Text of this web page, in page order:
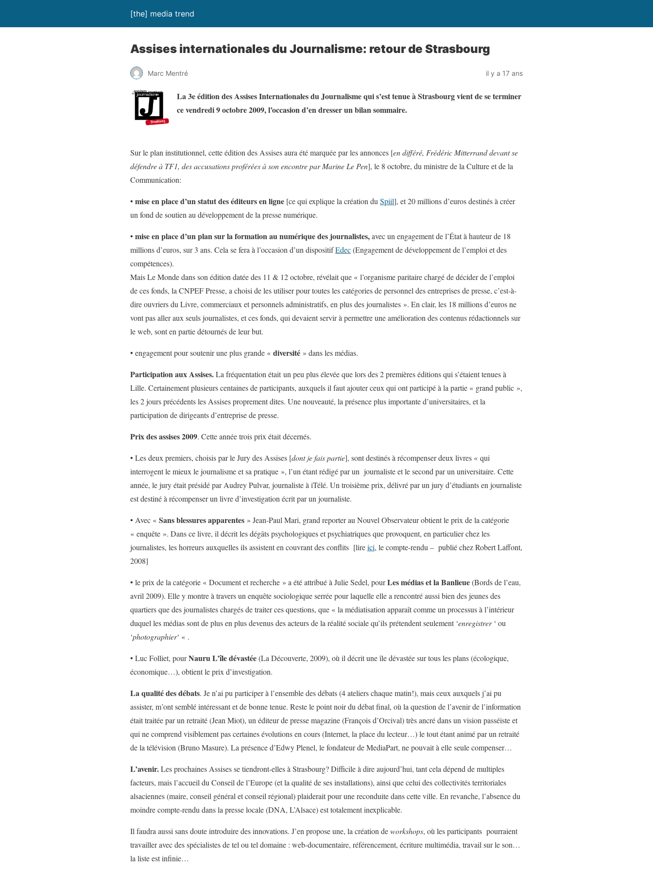
[the] media trend
Assises internationales du Journalisme: retour de Strasbourg
Marc Mentré il y a 17 ans
La 3e édition des Assises Internationales du Journalisme qui s’est tenue à Strasbourg vient de se terminer
ce vendredi 9 octobre 2009, l’occasion d’en dresser un bilan sommaire.
Sur le plan institutionnel, cette édition des Assises aura été marquée par les annonces [en différé, Frédéric Mitterrand devant se
défendre à TF1, des accusations proférées à son encontre par Marine Le Pen], le 8 octobre, du ministre de la Culture et de la
Communication:
• mise en place d’un statut des éditeurs en ligne [ce qui explique la création du Spiil], et 20 millions d’euros destinés à créer
un fond de soutien au développement de la presse numérique.
• mise en place d’un plan sur la formation au numérique des journalistes,avec un engagement de l’État à hauteur de 18
millions d’euros, sur 3 ans. Cela se fera à l’occasion d’un dispositifEdec(Engagement de développement de l’emploi et des
compétences).
Mais Le Monde dans son édition datée des 11 & 12 octobre, révélait que « l’organisme paritaire chargé de décider de l’emploi
de ces fonds, la CNPEF Presse, a choisi de les utiliser pour toutes les catégories de personnel des entreprises de presse, c’est-à-
dire ouvriers du Livre, commerciaux et personnels administratifs, en plus des journalistes ». En clair, les 18 millions d’euros ne
vont pas aller aux seuls journalistes, et ces fonds, qui devaient servir à permettre une amélioration des contenus rédactionnels sur
le web, sont en partie détournés de leur but.
• engagement pour soutenir une plus grande « diversité » dans les médias.
Participation aux Assises.La fréquentation était un peu plus élevée que lors des 2 premières éditions qui s’étaient tenues à
Lille. Certainement plusieurs centaines de participants, auxquels il faut ajouter ceux qui ont participé à la partie « grand public »,
les 2 jours précédents les Assises proprement dites. Une nouveauté, la présence plus importante d’universitaires, et la
participation de dirigeants d’entreprise de presse.
Prix des assises 2009. Cette année trois prix était décernés.
• Les deux premiers, choisis par le Jury des Assises [dont je fais partie], sont destinés à récompenser deux livres « qui
interrogent le mieux le journalisme et sa pratique », l’un étant rédigé par un journaliste et le second par un universitaire. Cette
année, le jury était présidé par Audrey Pulvar, journaliste à iTélé. Un troisième prix, délivré par un jury d’étudiants en journaliste
est destiné à récompenser un livre d’investigation écrit par un journaliste.
• Avec « Sans blessures apparentes » Jean-Paul Mari, grand reporter au Nouvel Observateur obtient le prix de la catégorie
« enquête ». Dans ce livre, il décrit les dégâts psychologiques et psychiatriques que provoquent, en particulier chez les
journalistes, les horreurs auxquelles ils assistent en couvrant des conflits [lireici, le compte-rendu – publié chez Robert Laffont,
2008]
• le prix de la catégorie « Document et recherche » a été attribué à Julie Sedel, pourLes médias et la Banlieue(Bords de l’eau,
avril 2009). Elle y montre à travers un enquête sociologique serrée pour laquelle elle a rencontré aussi bien des jeunes des
quartiers que des journalistes chargés de traiter ces questions, que « la médiatisation apparaît comme un processus à l’intérieur
duquel les médias sont de plus en plus devenus des acteurs de la réalité sociale qu’ils prétendent seulement ‘enregistrer‘ ou
‘photographier‘ « .
• Luc Folliet, pourNauru L’île dévastée(La Découverte, 2009), où il décrit une île dévastée sur tous les plans (écologique,
économique…), obtient le prix d’investigation.
La qualité des débats. Je n’ai pu participer à l’ensemble des débats (4 ateliers chaque matin!), mais ceux auxquels j’ai pu
assister, m’ont semblé intéressant et de bonne tenue. Reste le point noir du débat final, où la question de l’avenir de l’information
était traitée par un retraité (Jean Miot), un éditeur de presse magazine (François d’Orcival) très ancré dans un vision passéiste et
qui ne comprend visiblement pas certaines évolutions en cours (Internet, la place du lecteur…) le tout étant animé par un retraité
de la télévision (Bruno Masure). La présence d’Edwy Plenel, le fondateur de MediaPart, ne pouvait à elle seule compenser…
L’avenir.Les prochaines Assises se tiendront-elles à Strasbourg? Difficile à dire aujourd’hui, tant cela dépend de multiples
facteurs, mais l’accueil du Conseil de l’Europe (et la qualité de ses installations), ainsi que celui des collectivités territoriales
alsaciennes (maire, conseil général et conseil régional) plaiderait pour une reconduite dans cette ville. En revanche, l’absence du
moindre compte-rendu dans la presse locale (DNA, L’Alsace) est totalement inexplicable.
Il faudra aussi sans doute introduire des innovations. J’en propose une, la création deworkshops, où les participants pourraient
travailler avec des spécialistes de tel ou tel domaine : web-documentaire, référencement, écriture multimédia, travail sur le son…
la liste est infinie…